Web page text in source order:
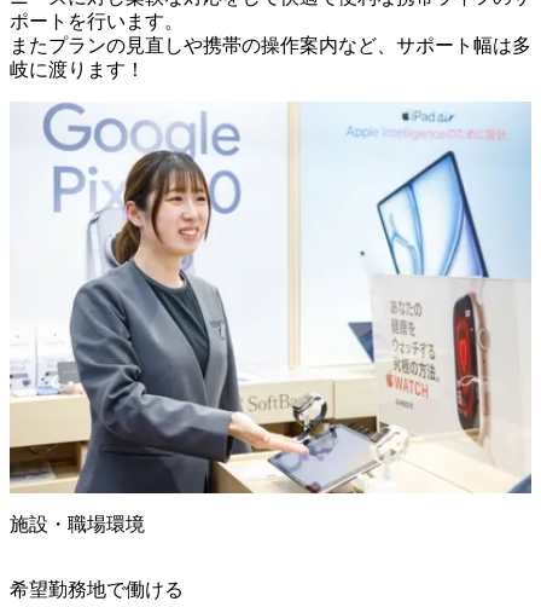
ポートを行います。
またプランの見直しや携帯の操作案内など、サポート幅は多
岐に渡ります！
施設・職場環境
希望勤務地で働ける